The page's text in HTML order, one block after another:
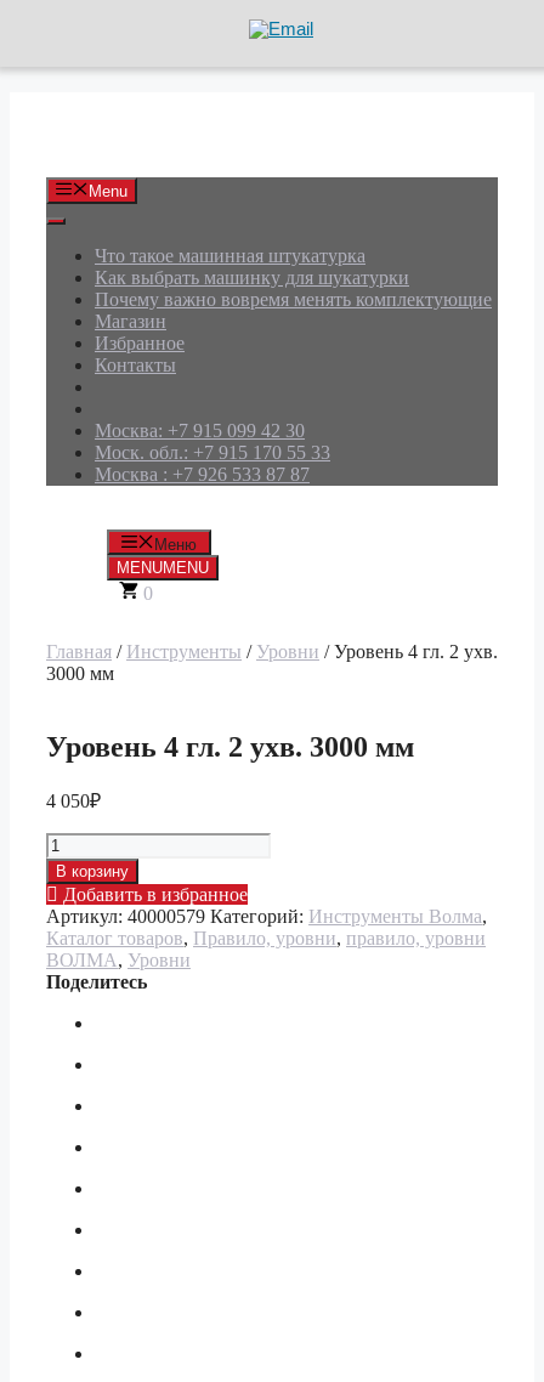
Menu
Что такое машинная штукатурка
Как выбрать машинку для шукатурки
Почему важно вовремя менять комплектующие
Магазин
Избранное
Контакты
Москва: +7 915 099 42 30
Моск. обл.: +7 915 170 55 33
Москва : +7 926 533 87 87
Меню
MENUMENU
0
Главная / Инструменты / Уровни / Уровень 4 гл. 2 ухв.
3000 мм
Уровень 4 гл. 2 ухв. 3000 мм
4 050₽
Количество
товара
Уровень
4
гл.
2
ухв.
3000
В корзину
Добавить в избранное
Артикул: 40000579 Категорий: Инструменты Волма,
Каталог товаров, Правило, уровни, правило, уровни
ВОЛМА, Уровни
Поделитесь